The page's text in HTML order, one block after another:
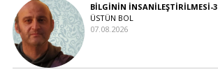
BİLGİNİN İNSANİLEŞTİRİLMESİ-3
ÜSTÜN BOL
07.08.2026